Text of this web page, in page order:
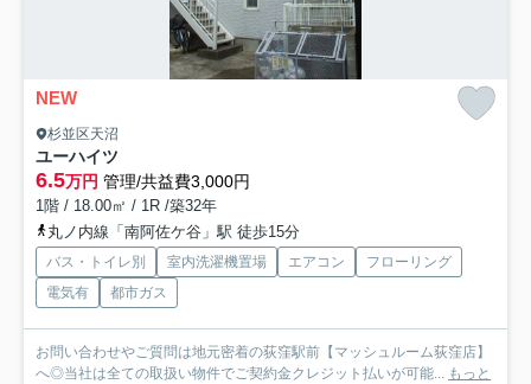
NEW
杉並区天沼
ユーハイツ
6.5万円 管理/共益費3,000円
1階 / 18.00㎡ / 1R /築32年
丸ノ内線「南阿佐ケ谷」駅 徒歩15分
バス・トイレ別 室内洗濯機置場 エアコン
フローリング
電気有
都市ガス
お問い合わせやご質問は地元密着の荻窪駅前【マッシュルーム荻窪店】
へ◎当社は全ての取扱い物件でご契約金クレジット払いが可能... もっと